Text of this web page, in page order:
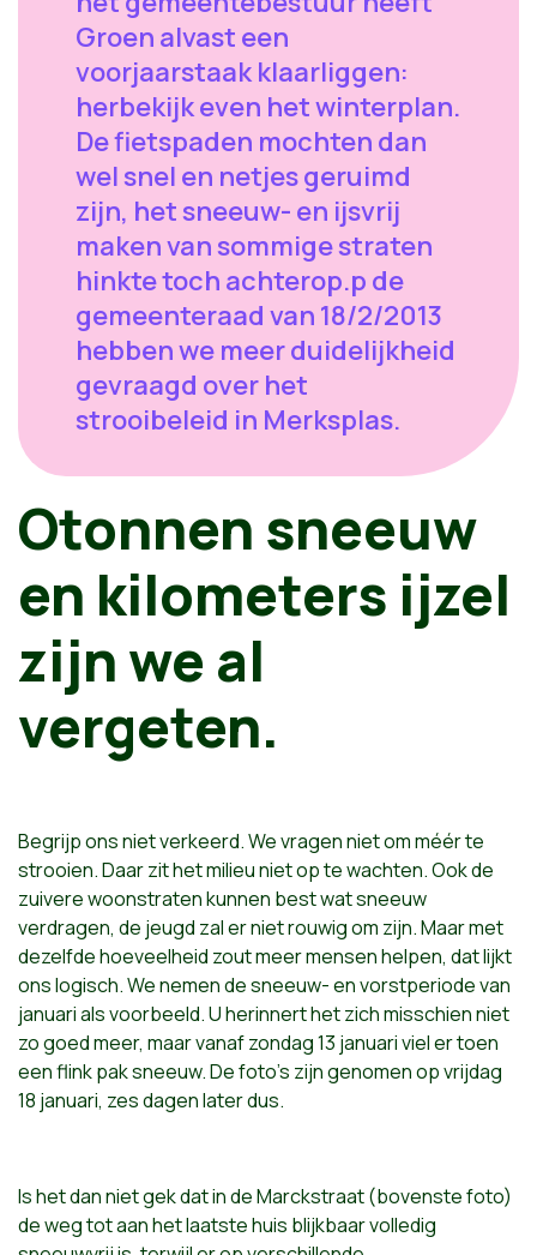
Groen alvast een
voorjaarstaak klaarliggen:
herbekijk even het winterplan.
De fietspaden mochten dan
wel snel en netjes geruimd
zijn, het sneeuw- en ijsvrij
maken van sommige straten
hinkte toch achterop.p de
gemeenteraad van 18/2/2013
hebben we meer duidelijkheid
gevraagd over het
strooibeleid in Merksplas.
Otonnen sneeuw
en kilometers ijzel
zijn we al
vergeten.
Begrijp ons niet verkeerd. We vragen niet om méér te
strooien. Daar zit het milieu niet op te wachten. Ook de
zuivere woonstraten kunnen best wat sneeuw
verdragen, de jeugd zal er niet rouwig om zijn. Maar met
dezelfde hoeveelheid zout meer mensen helpen, dat lijkt
ons logisch. We nemen de sneeuw- en vorstperiode van
januari als voorbeeld. U herinnert het zich misschien niet
zo goed meer, maar vanaf zondag 13 januari viel er toen
een flink pak sneeuw. De foto's zijn genomen op vrijdag
18 januari, zes dagen later dus.
Is het dan niet gek dat in de Marckstraat (bovenste foto)
de weg tot aan het laatste huis blijkbaar volledig